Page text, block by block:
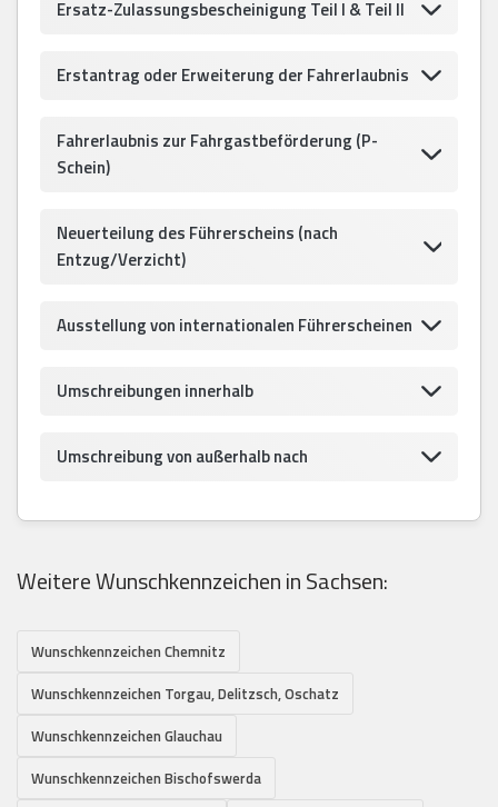
Ersatz-Zulassungsbescheinigung Teil I & Teil II
Erstantrag oder Erweiterung der Fahrerlaubnis
Fahrerlaubnis zur Fahrgastbeförderung (P-
Schein)
Neuerteilung des Führerscheins (nach
Entzug/Verzicht)
Ausstellung von internationalen Führerscheinen
Umschreibungen innerhalb
Umschreibung von außerhalb nach
Weitere Wunschkennzeichen in Sachsen:
Wunschkennzeichen Chemnitz
Wunschkennzeichen Torgau, Delitzsch, Oschatz
Wunschkennzeichen Glauchau
Wunschkennzeichen Bischofswerda